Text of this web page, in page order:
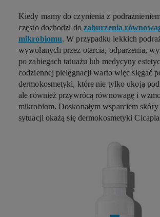
Kiedy mamy do czynienia z
często dochodzi do zaburzenia
mikrobiomu. W przypadku lekkich
wywołanych przez otarcia, odparzenia,
po zabiegach tatuażu lub medycyny
codziennej pielęgnacji warto więc sięgać
dermokosmetyki, które nie tylko ukoją
ale również przywrócą równowagę i
mikrobiom. Doskonałym wsparciem
sytuacji okażą się dermokosmetyki